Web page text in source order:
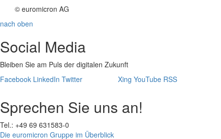
© euromicron AG
nach oben
Social Media
Bleiben Sie am Puls der digitalen Zukunft
Facebook LinkedIn Twitter Xing YouTube RSS
Sprechen Sie uns an!
Tel.: +49 69 631583-0
Die euromicron Gruppe im Überblick